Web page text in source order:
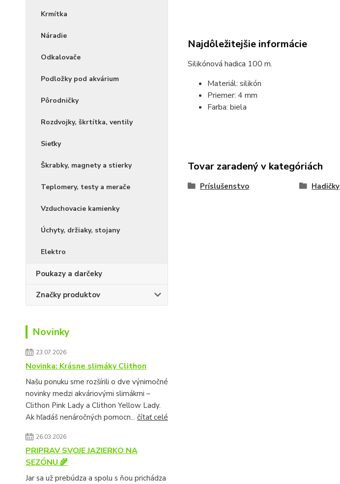
Krmítka
Náradie
Odkalovače
Podložky pod akvárium
Pôrodničky
Rozdvojky, škrtítka, ventily
Sieťky
Škrabky, magnety a stierky
Teplomery, testy a merače
Vzduchovacie kamienky
Úchyty, držiaky, stojany
Elektro
Poukazy a darčeky
Značky produktov
Novinky
23.07.2026
Novinka: Krásne slimáky Clithon
Našu ponuku sme rozšírili o dve výnimočné
novinky medzi akváriovými slimákmi –
Clithon Pink Lady a Clithon Yellow Lady.
Ak hľadáš nenáročných pomocn... čítať celé
26.03.2026
PRIPRAV SVOJE JAZIERKO NA
SEZÓNU 🌾
Jar sa už prebúdza a spolu s ňou prichádza
Najdôležitejšie informácie
Silikónová hadica 100 m.
Materiál: silikón
Priemer: 4 mm
Farba: biela
Tovar zaradený v kategóriách
Príslušenstvo Hadičky